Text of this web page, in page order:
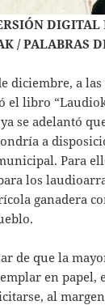
DIGITAL
/ PALABRAS
diciembre, a
el libro
se adelantó
a
Para
los
ganadera
de que la
en papel,
al